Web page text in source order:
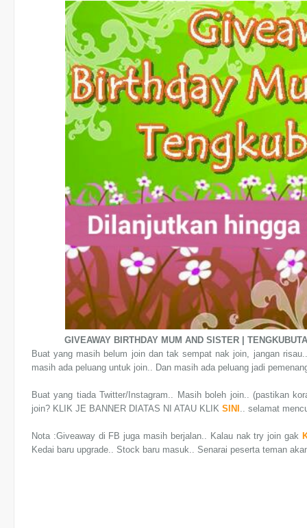
GIVEAWAY BIRTHDAY MUM AND SISTER |
Buat yang masih belum join dan tak sempat nak join, jangan
masih ada peluang untuk join.. Dan masih ada peluang jadi
Buat yang tiada Twitter/Instagram.. Masih boleh join.. (pastikan
join? KLIK JE BANNER DIATAS NI ATAU KLIK SINI .. selamat
Nota :Giveaway di FB juga masih berjalan.. Kalau nak try join gak
Kedai baru upgrade.. Stock baru masuk.. Senarai peserta teman